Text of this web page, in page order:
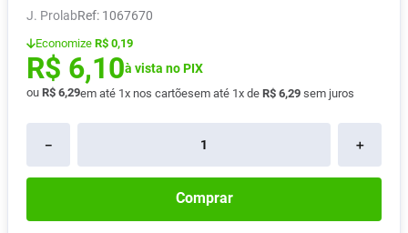
J. Prolab : 1067670
Economize R$ 0,19
R$ 6,10à vista no PIX
ou R$ 6,29em até 1x nos cartõesem até 1x de R$ 6,29 sem juros
＋
－
Comprar
9º Lavitan
10º Vitamina D